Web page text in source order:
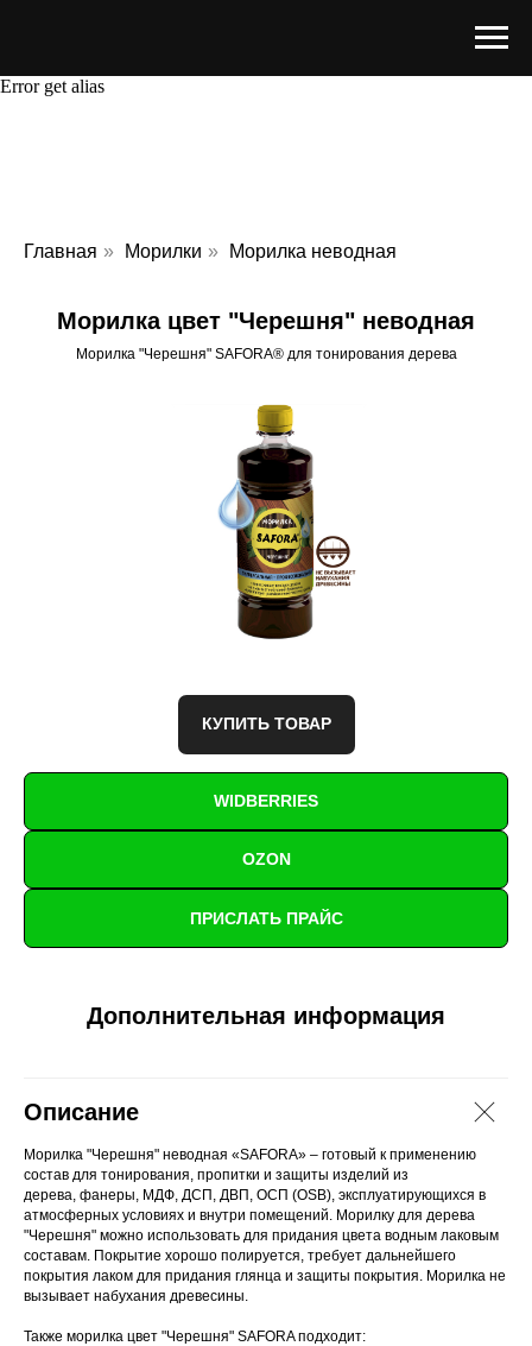
Error get alias
Главная » Морилки » Морилка неводная
Морилка цвет "Черешня" неводная
Морилка "Черешня" SAFORA® для тонирования дерева
КУПИТЬ ТОВАР
WIDBERRIES
OZON
ПРИСЛАТЬ ПРАЙС
Дополнительная информация
Описание
Морилка "Черешня" неводная «SAFORA» – готовый к применению
состав для тонирования, пропитки и защиты изделий из
дерева, фанеры, МДФ, ДСП, ДВП, ОСП (OSB), эксплуатирующихся в
атмосферных условиях и внутри помещений. Морилку для дерева
"Черешня" можно использовать для придания цвета водным лаковым
составам. Покрытие хорошо полируется, требует дальнейшего
покрытия лаком для придания глянца и защиты покрытия. Морилка не
вызывает набухания древесины.
Также морилка цвет "Черешня" SAFORA подходит: